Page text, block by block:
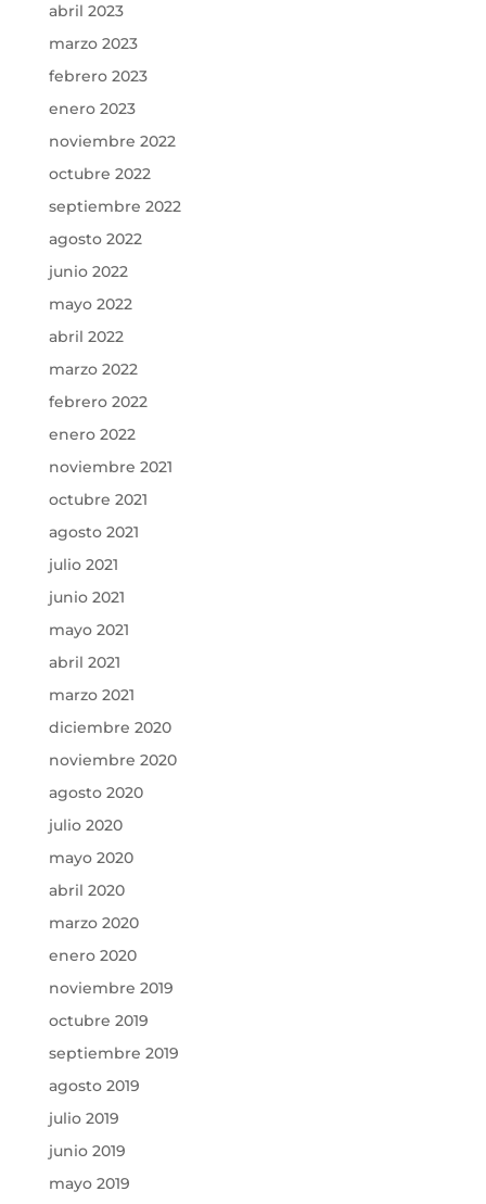
abril 2023
marzo 2023
febrero 2023
enero 2023
noviembre 2022
octubre 2022
septiembre 2022
agosto 2022
junio 2022
mayo 2022
abril 2022
marzo 2022
febrero 2022
enero 2022
noviembre 2021
octubre 2021
agosto 2021
julio 2021
junio 2021
mayo 2021
abril 2021
marzo 2021
diciembre 2020
noviembre 2020
agosto 2020
julio 2020
mayo 2020
abril 2020
marzo 2020
enero 2020
noviembre 2019
octubre 2019
septiembre 2019
agosto 2019
julio 2019
junio 2019
mayo 2019